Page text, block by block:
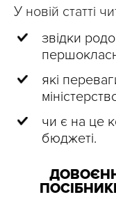
У новій статті
звідки
які
чи є на це
бюджеті.